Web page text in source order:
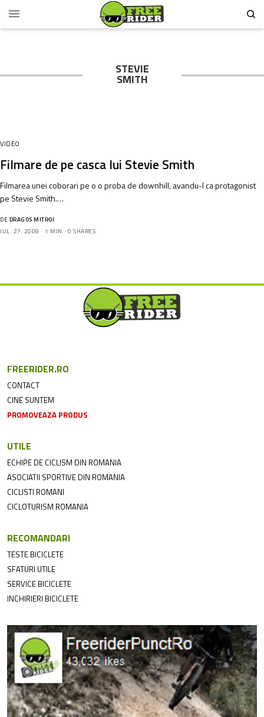
STEVIE
SMITH
VIDEO
Filmare de pe casca lui Stevie Smith
Filmarea unei coborari pe o o proba de downhill, avandu-l ca protagonist
pe Stevie Smith.…
DE DRAGOS MITROI
IUL. 27, 2009
1 MIN 0 SHARES
FREERIDER.RO
CONTACT
CINE SUNTEM
PROMOVEAZA PRODUS
UTILE
ECHIPE DE CICLISM DIN ROMANIA
ASOCIATII SPORTIVE DIN ROMANIA
CICLISTI ROMANI
CICLOTURISM ROMANIA
RECOMANDARI
TESTE BICICLETE
SFATURI UTILE
SERVICE BICICLETE
INCHIRIERI BICICLETE